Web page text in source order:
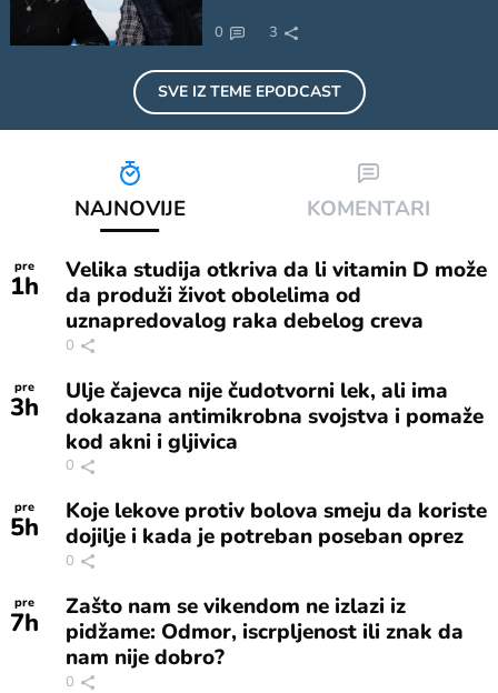
0 3
SVE IZ TEME EPODCAST
NAJNOVIJE KOMENTARI
pre
1h
Velika studija otkriva da li vitamin D može
da produži život obolelima od
uznapredovalog raka debelog creva
0
pre
3h
Ulje čajevca nije čudotvorni lek, ali ima
dokazana antimikrobna svojstva i pomaže
kod akni i gljivica
0
pre
5h
Koje lekove protiv bolova smeju da koriste
dojilje i kada je potreban poseban oprez
0
pre
7h
Zašto nam se vikendom ne izlazi iz
pidžame: Odmor, iscrpljenost ili znak da
nam nije dobro?
0